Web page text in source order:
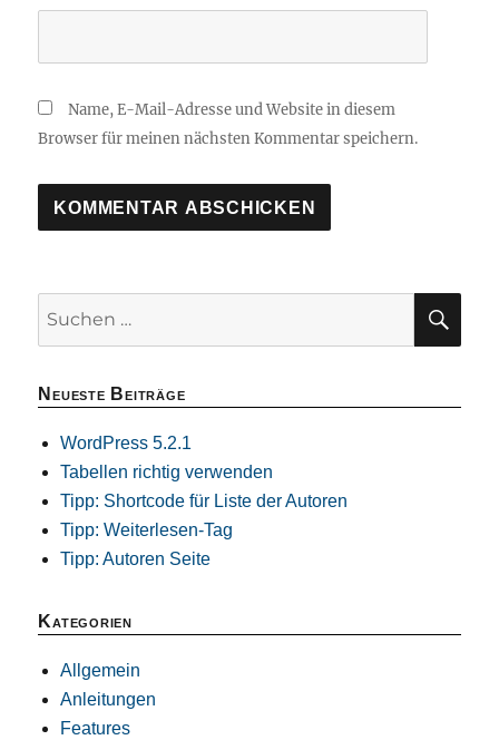
Name, E-Mail-Adresse und Website in diesem
Browser für meinen nächsten Kommentar speichern.
Neueste Beiträge
WordPress 5.2.1
Tabellen richtig verwenden
Tipp: Shortcode für Liste der Autoren
Tipp: Weiterlesen-Tag
Tipp: Autoren Seite
Kategorien
Allgemein
Anleitungen
Features